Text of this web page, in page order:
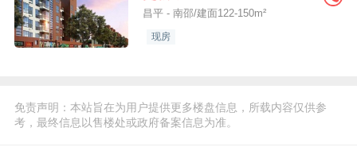
昌平 - 南邵/建面122-150m²
现房
免责声明：本站旨在为用户提供更多楼盘信息，所载内容仅供参
考，最终信息以售楼处或政府备案信息为准。